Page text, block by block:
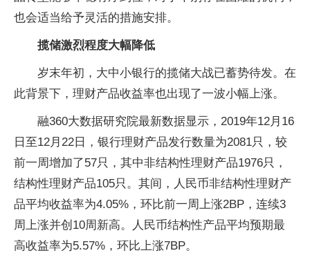
也会适当给予灵活的措施安排。
揽储激烈程度大幅降低
岁末年初，大中小银行的揽储大战已蓄势待发。在
此背景下，理财产品收益率也出现了一波小幅上涨。
融360大数据研究院最新数据显示，2019年12月16
日至12月22日，银行理财产品发行数量为2081只，较
前一周增加了57只，其中非结构性理财产品1976只，
结构性理财产品105只。其间，人民币非结构性理财产
品平均收益率为4.05%，环比前一周上涨2BP，连续3
周上涨并创10周新高。人民币结构性产品平均预期最
高收益率为5.57%，环比上涨7BP。